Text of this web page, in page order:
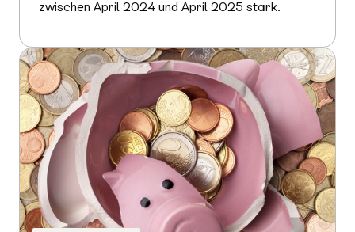
zwischen April 2024 und April 2025 stark.
erfahren